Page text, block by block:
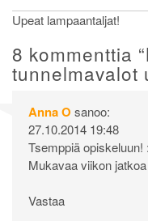
Artikkelien
selaus
Upeat lampaantaljat!
8 kommenttia “
tunnelmavalot
Anna O sanoo:
27.10.2014 19:48
Tsemppiä opiskeluun!
Mukavaa viikon
Vastaa